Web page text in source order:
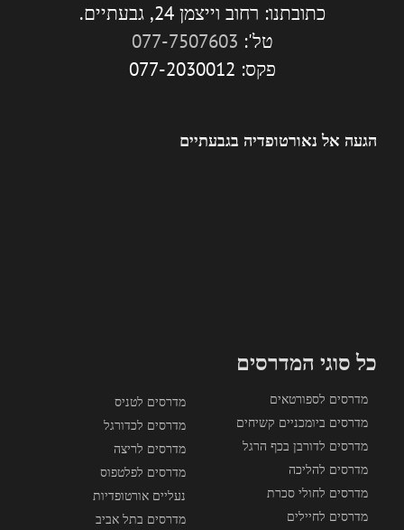
כתובתנו: רחוב וייצמן 24, גבעתיים.
טל': 077-7507603
פקס: 077-2030012
הגעה אל נאורטופדיה בגבעתיים
כל סוגי המדרסים
מדרסים לספורטאים
מדרסים ביומכניים קשיחים
מדרסים לדורבן בכף הרגל
מדרסים להליכה
מדרסים לחולי סכרת
מדרסים לחיילים
מדרסים לטניס
מדרסים לכדורגל
מדרסים לריצה
מדרסים לפלטפוס
נעליים אורטופדיות
מדרסים בתל אביב